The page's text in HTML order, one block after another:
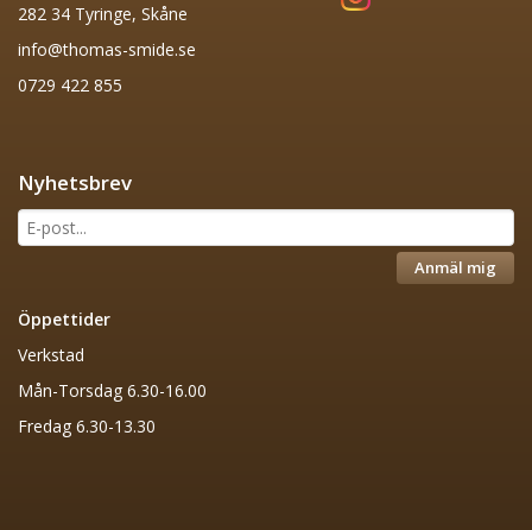
282 34 Tyringe, Skåne
info@thomas-smide.se
0729 422 855
Nyhetsbrev
Anmäl mig
Öppettider
Verkstad
Mån-Torsdag 6.30-16.00
Fredag 6.30-13.30